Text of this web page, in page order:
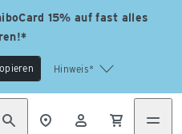
15% auf fast alles
Hinweis*